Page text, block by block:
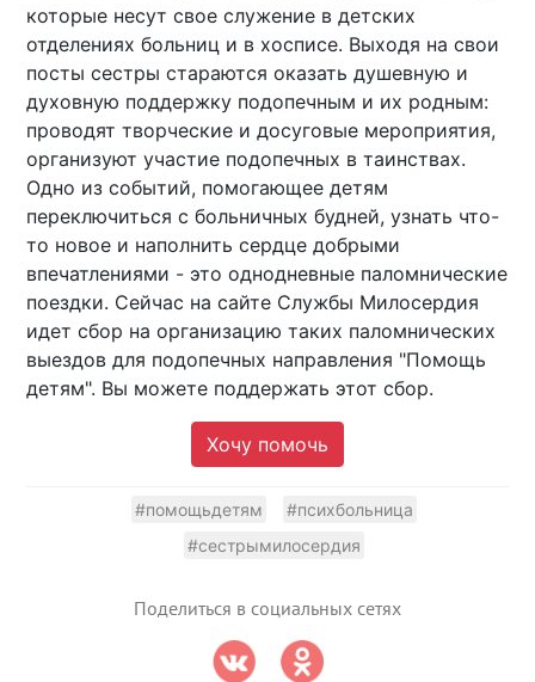
которые несут свое служение в детских
отделениях больниц и в хосписе. Выходя на свои
посты сестры стараются оказать душевную и
духовную поддержку подопечным и их родным:
проводят творческие и досуговые мероприятия,
организуют участие подопечных в таинствах.
Одно из событий, помогающее детям
переключиться с больничных будней, узнать что-
то новое и наполнить сердце добрыми
впечатлениями - это однодневные паломнические
поездки. Сейчас на сайте Службы Милосердия
идет сбор на организацию таких паломнических
выездов для подопечных направления "Помощь
детям". Вы можете поддержать этот сбор.
Хочу помочь
#помощьдетям
#психбольница
#сестрымилосердия
Поделиться в социальных сетях